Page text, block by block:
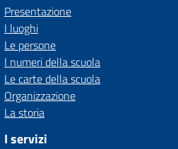
Presentazione
I luoghi
Le persone
I numeri della scuola
Le carte della scuola
Organizzazione
La storia
I servizi